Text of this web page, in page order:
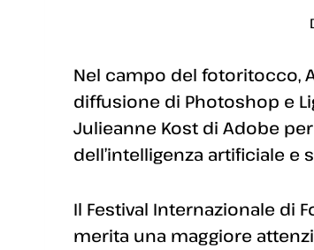
Nel campo del fotoritocco,
diffusione di Photoshop e
Julieanne Kost di Adobe
dell’intelligenza artificiale
Il Festival Internazionale di
merita una maggiore